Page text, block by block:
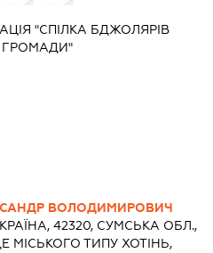
"СПІЛКА БДЖОЛЯРІВ
ГРОМАДИ"
ВОЛОДИМИРОВИЧ
42320, СУМСЬКА ОБЛ.,
МІСЬКОГО ТИПУ ХОТІНЬ,